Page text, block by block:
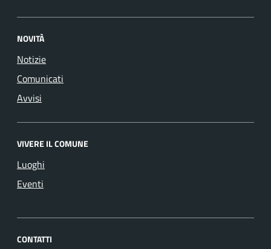
NOVITÀ
Notizie
Comunicati
Avvisi
VIVERE IL COMUNE
Luoghi
Eventi
CONTATTI